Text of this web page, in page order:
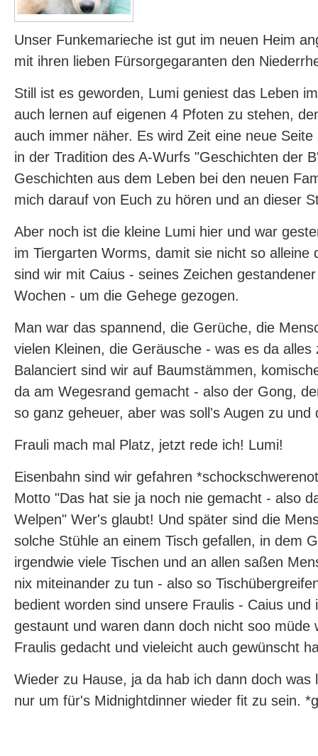
Unser Funkemarieche ist gut im neuen Heim
mit ihren lieben Fürsorgegaranten den
Still ist es geworden, Lumi geniest das Leben
auch lernen auf eigenen 4 Pfoten zu stehen,
auch immer näher. Es wird Zeit eine neue
in der Tradition des A-Wurfs "Geschichten der
Geschichten aus dem Leben bei den neuen
mich darauf von Euch zu hören und an dieser
Aber noch ist die kleine Lumi hier und war
im Tiergarten Worms, damit sie nicht so alleine
sind wir mit Caius - seines Zeichen
Wochen - um die Gehege gezogen.
Man war das spannend, die Gerüche, die
vielen Kleinen, die Geräusche - was es da alles
Balanciert sind wir auf Baumstämmen,
da am Wegesrand gemacht - also der Gong,
so ganz geheuer, aber was soll's Augen zu und
Frauli mach mal Platz, jetzt rede ich! Lumi!
Eisenbahn sind wir gefahren
Motto "Das hat sie ja noch nie gemacht - also
Welpen" Wer's glaubt! Und später sind die
solche Stühle an einem Tisch gefallen, in dem
irgendwie viele Tischen und an allen saßen
nix miteinander zu tun - also so
bedient worden sind unsere Fraulis - Caius und
gestaunt und waren dann doch nicht soo müde
Fraulis gedacht und vieleicht auch gewünscht
Wieder zu Hause, ja da hab ich dann doch was
nur um für's Midnightdinner wieder fit zu sein.